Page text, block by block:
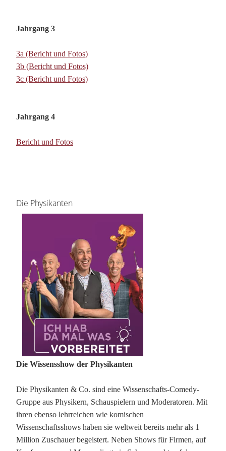
Jahrgang 3
3a (Bericht und Fotos)
3b (Bericht und Fotos)
3c (Bericht und Fotos)
Jahrgang 4
Bericht und Fotos
Die Physikanten
Die Wissensshow der Physikanten
Die Physikanten & Co. sind eine Wissenschafts-Comedy-
Gruppe aus Physikern, Schauspielern und Moderatoren. Mit
ihren ebenso lehrreichen wie komischen
Wissenschaftsshows haben sie weltweit bereits mehr als 1
Million Zuschauer begeistert. Neben Shows für Firmen, auf